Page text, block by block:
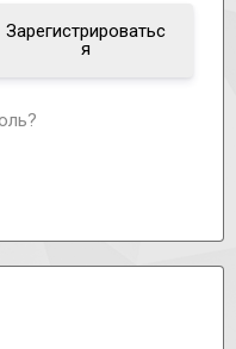
Зарегистрироватьс
я